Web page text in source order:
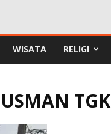
WISATA RELIGI
TGK